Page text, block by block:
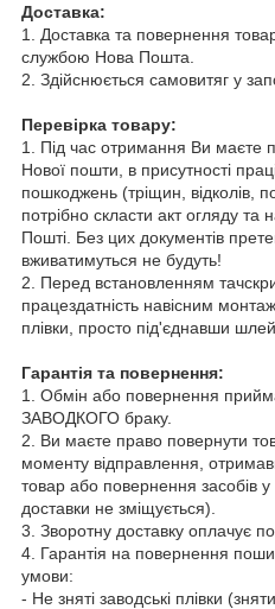
Доставка:
1. Доставка та повернення
службою Нова Пошта.
2. Здійснюється самовитяг у
Перевірка товару:
1. Під час отримання Ви маєте
Нової пошти, в присутності
пошкоджень (тріщин, відколів,
потрібно скласти акт огляду та
Пошті. Без цих документів
вживатимуться не будуть!
2. Перед встановленням
працездатність навісним
плівки, просто під'єднавши
Гарантія та повернення:
1. Обмін або повернення
ЗАВОДКОГО браку.
2. Ви маєте право повернути
моменту відправлення,
товар або повернення засобів
доставки не зміщується).
3. Зворотну доставку оплачує
4. Гарантія на повернення
умови:
- Не зняті заводські плівки